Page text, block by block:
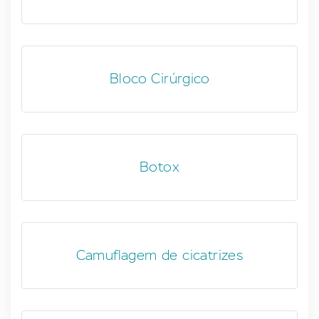
Bloco Cirúrgico
Botox
Camuflagem de cicatrizes